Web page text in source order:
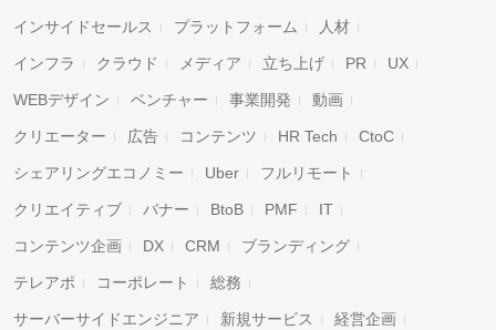
インサイドセールス プラットフォーム 人材
インフラ クラウド メディア 立ち上げ PR UX
WEBデザイン ベンチャー 事業開発 動画
クリエーター 広告 コンテンツ HR Tech CtoC
シェアリングエコノミー Uber フルリモート
クリエイティブ バナー BtoB PMF IT
コンテンツ企画 DX CRM ブランディング
テレアポ コーポレート 総務
サーバーサイドエンジニア 新規サービス 経営企画